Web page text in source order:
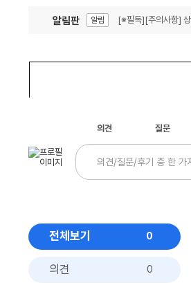
알림판 알림 [※필독][주의사항]
의견 질문
전체보기 0
의견 0